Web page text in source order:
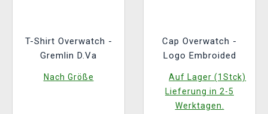
T-Shirt Overwatch -
Gremlin D.Va
Nach Größe
Cap Overwatch -
Logo Embroided
Auf Lager (1Stck)
Lieferung in 2-5
Werktagen.